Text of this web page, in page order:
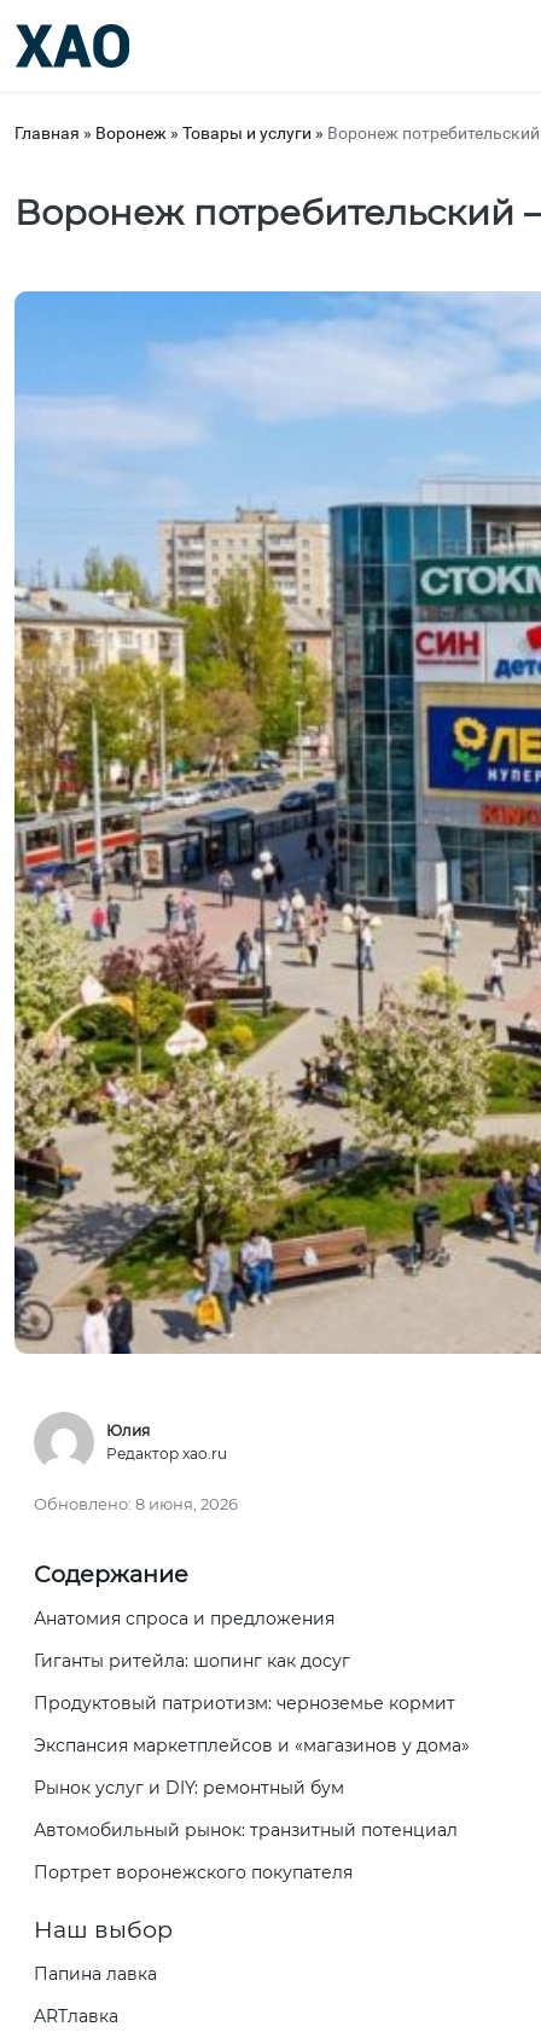
Главная » Воронеж » Товары и услуги » Воронеж
Воронеж потребительский
Юлия
Редактор xao.ru
Обновлено: 8 июня, 2026
Содержание
Анатомия спроса и предложения
Гиганты ритейла: шопинг как досуг
Продуктовый патриотизм: черноземье кормит
Экспансия маркетплейсов и «магазинов у дома»
Рынок услуг и DIY: ремонтный бум
Автомобильный рынок: транзитный потенциал
Портрет воронежского покупателя
Наш выбор
Папина лавка
ARTлавка